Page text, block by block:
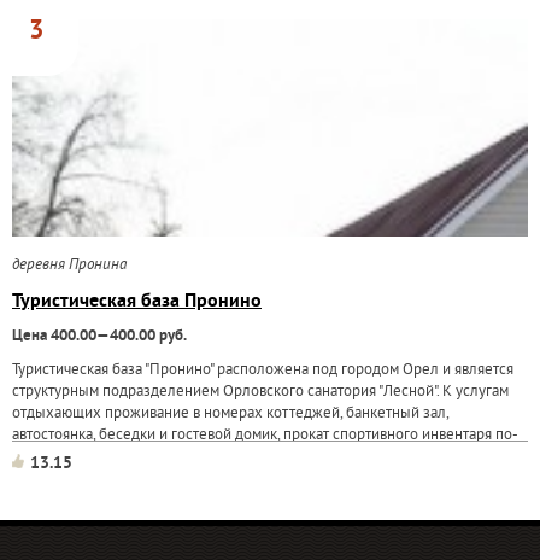
3
деревня Пронина
Туристическая база Пронино
Цена 400.00—400.00 руб.
Туристическая база "Пронино" расположена под городом Орел и является
структурным подразделением Орловского санатория "Лесной". К услугам
отдыхающих проживание в номерах коттеджей, банкетный зал,
автостоянка, беседки и гостевой домик, прокат спортивного инвентаря по-
сезону...
13.15